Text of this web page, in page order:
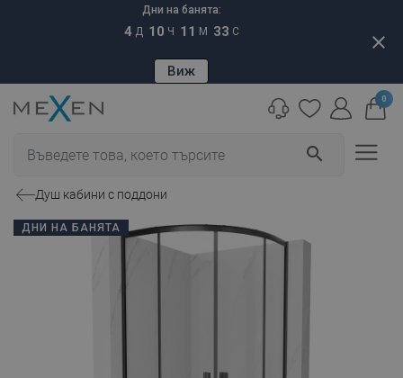
Дни на банята:
4 Д 10 Ч 11 М 32 С
Виж
close
search
0
Душ кабини с поддони
ДНИ НА БАНЯТА